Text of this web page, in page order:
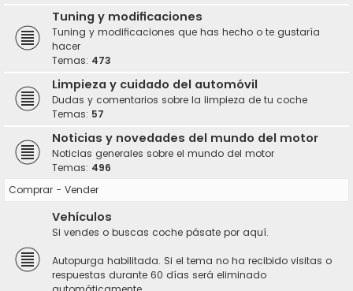
Tuning y modificaciones
Tuning y modificaciones que has hecho o te gustaría
hacer
Temas: 473
Limpieza y cuidado del automóvil
Dudas y comentarios sobre la limpieza de tu coche
Temas: 57
Noticias y novedades del mundo del motor
Noticias generales sobre el mundo del motor
Temas: 496
Comprar - Vender
Vehículos
Si vendes o buscas coche pásate por aquí.
Autopurga habilitada. Si el tema no ha recibido visitas o
respuestas durante 60 días será eliminado